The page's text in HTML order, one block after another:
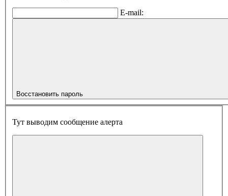
E-mail:
Восстановить пароль
Тут выводим сообщение алерта